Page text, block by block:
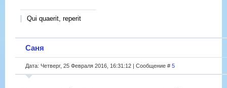
Qui quaerit, reperit
Саня
Дата: Четверг, 25 Февраля 2016, 16:31:12 | Сообщение # 5